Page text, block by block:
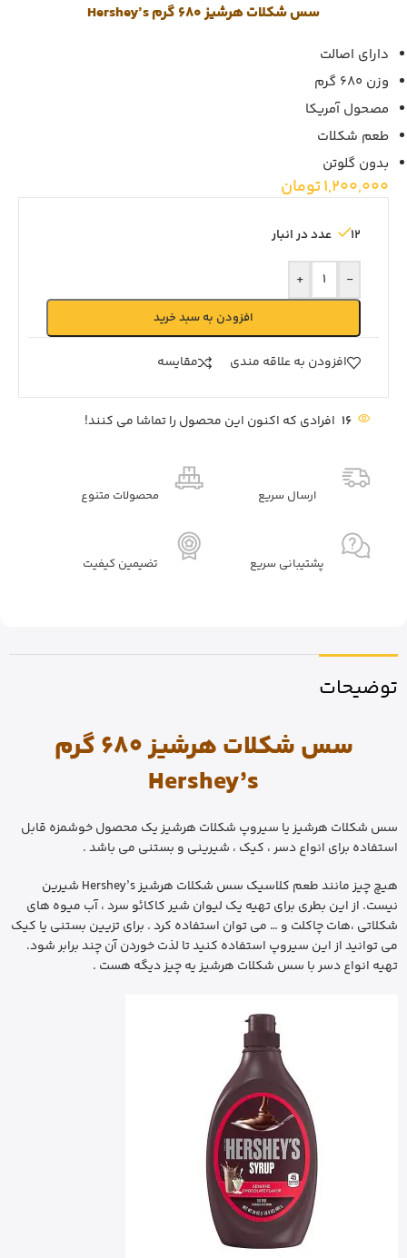
سس شکلات هرشیز 680 گرم Hershey’s
دارای اصالت
وزن 680 گرم
مصحول آمریکا
طعم شکلات
بدون گلوتن
1,200,000تومان
12 عدد در انبار
-
+
افزودن به سبد خرید
افزودن به علاقه مندی مقايسه
16 افرادی که اکنون این محصول را تماشا می کنند!
ارسال سریع محصولات متنوع
پشتیبانی سریع تضیمین کیفیت
توضیحات
سس شکلات هرشیز 680 گرم
Hershey’s
سس شکلات هرشیز یا سیروپ شکلات هرشیز یک محصول خوشمزه قابل
استفاده برای انواع دسر ، کیک ، شیرینی و بستنی می باشد .
هیچ چیز مانند طعم کلاسیک سس شکلات هرشیز Hershey’s شیرین
نیست. از این بطری برای تهیه یک لیوان شیر کاکائو سرد ، آب میوه های
شکلاتی ،هات چاکلت و … می توان استفاده کرد . برای تزیین بستنی یا کیک
می توانید از این سیروپ استفاده کنید تا لذت خوردن آن چند برابر شود.
تهیه انواع دسر با سس شکلات هرشیز یه چیز دیگه هست .